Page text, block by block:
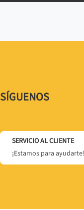
SÍGUENOS
SERVICIO AL CLIENTE
¡Estamos para